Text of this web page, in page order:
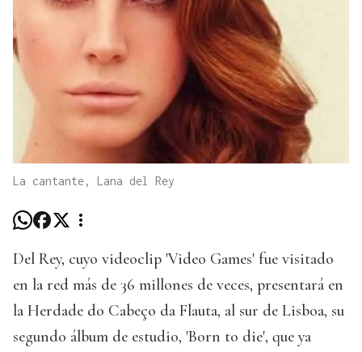
La cantante, Lana del Rey
Del Rey, cuyo videoclip 'Video Games' fue visitado
en la red más de 36 millones de veces, presentará en
la Herdade do Cabeço da Flauta, al sur de Lisboa, su
segundo álbum de estudio, 'Born to die', que ya